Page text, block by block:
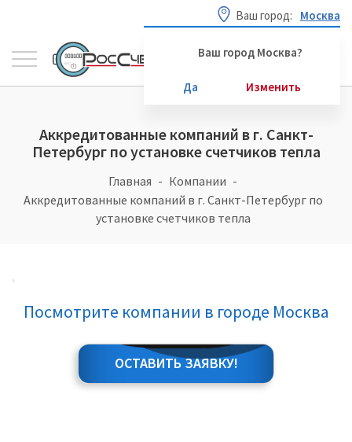
Ваш город: Москва
Ваш город Москва?
Да Изменить
Аккредитованные компаний в г. Санкт-
Петербург по установке счетчиков тепла
Главная
Компании
Аккредитованные компаний в г. Санкт-Петербург по
установке счетчиков тепла
Посмотрите компании в городе Москва
ОСТАВИТЬ ЗАЯВКУ!